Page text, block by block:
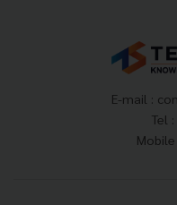
E-mail :
Tel